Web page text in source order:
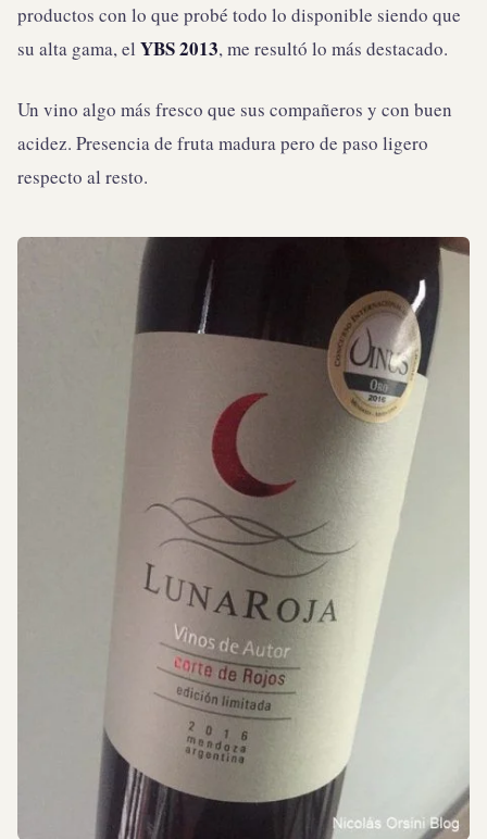
productos con lo que probé todo lo disponible siendo que
su alta gama, el YBS 2013, me resultó lo más destacado.
Un vino algo más fresco que sus compañeros y con buen
acidez. Presencia de fruta madura pero de paso ligero
respecto al resto.